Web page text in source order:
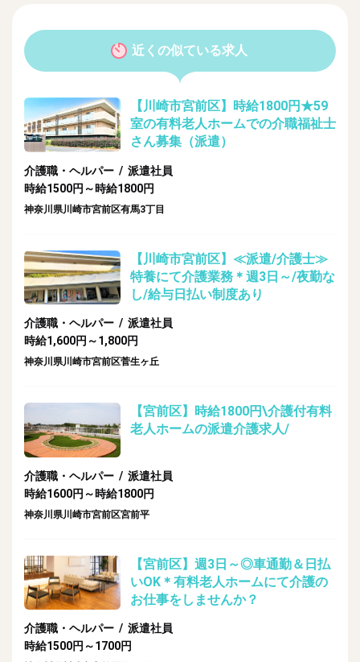
近くの似ている求人
【川崎市宮前区】時給1800円★59
室の有料老人ホームでの介職福祉士
さん募集（派遣）
介護職・ヘルパー / 派遣社員
時給1500円～時給1800円
神奈川県川崎市宮前区有馬3丁目
【川崎市宮前区】≪派遣/介護士≫
特養にて介護業務＊週3日～/夜勤な
し/給与日払い制度あり
介護職・ヘルパー / 派遣社員
時給1,600円～1,800円
神奈川県川崎市宮前区菅生ヶ丘
【宮前区】時給1800円\介護付有料
老人ホームの派遣介護求人/
介護職・ヘルパー / 派遣社員
時給1600円～時給1800円
神奈川県川崎市宮前区宮前平
【宮前区】週3日～◎車通勤＆日払
いOK＊有料老人ホームにて介護の
お仕事をしませんか？
介護職・ヘルパー / 派遣社員
時給1500円～1700円